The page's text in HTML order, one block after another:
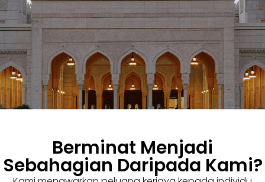
Berminat Menjadi
Sebahagian Daripada Kami?